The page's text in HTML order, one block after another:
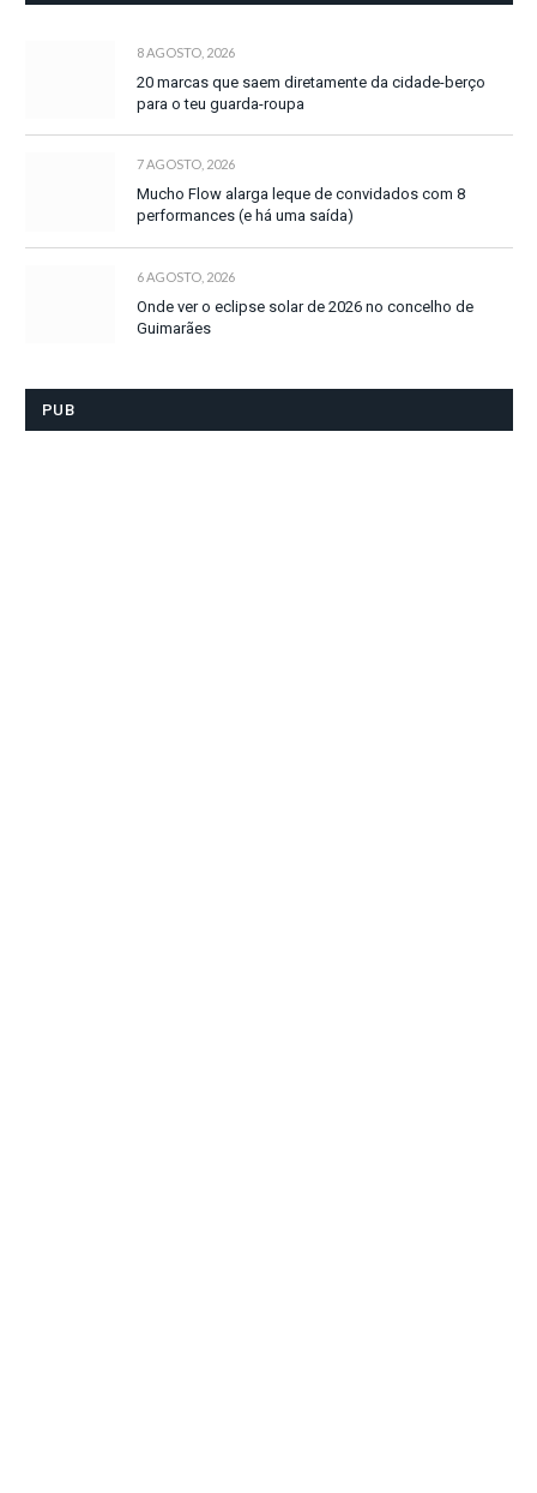
8 AGOSTO, 2026
20 marcas que saem diretamente da cidade-berço
para o teu guarda-roupa
7 AGOSTO, 2026
Mucho Flow alarga leque de convidados com 8
performances (e há uma saída)
6 AGOSTO, 2026
Onde ver o eclipse solar de 2026 no concelho de
Guimarães
PUB